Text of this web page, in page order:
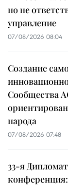
но не
управление
07/08/2026 08:04
Создание
Сообщества
народа
07/08/2026 07:48
33-я